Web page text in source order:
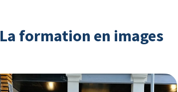
La formation en images